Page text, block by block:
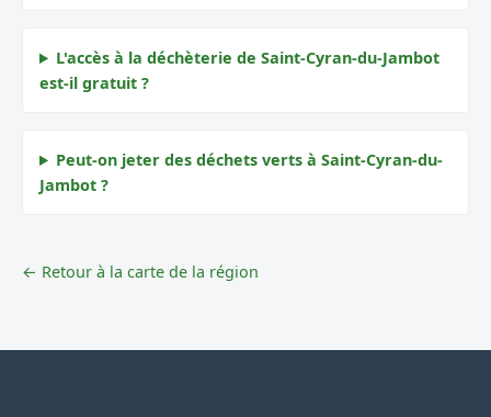
L'accès à la déchèterie de Saint-Cyran-du-Jambot
est-il gratuit ?
Peut-on jeter des déchets verts à Saint-Cyran-du-
Jambot ?
← Retour à la carte de la région